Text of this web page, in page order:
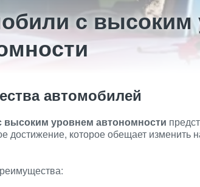
с высоким
автомобилей
уровнем автономности
достижение, которое обещает